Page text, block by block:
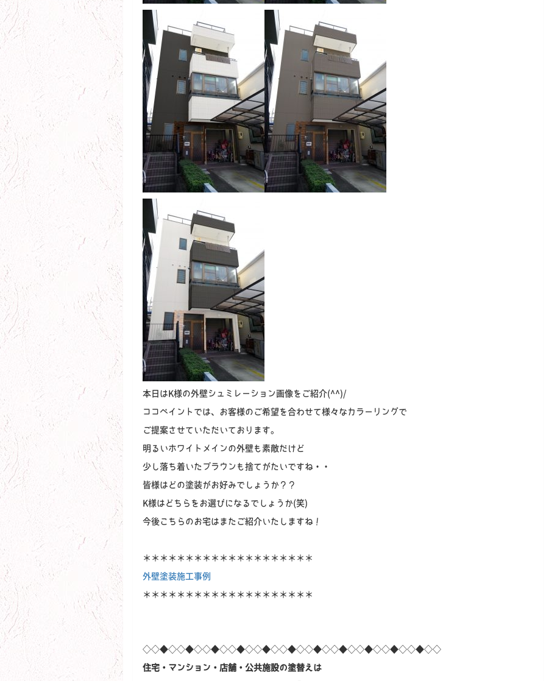
本日はK様の外壁シュミレーション画像をご紹介(^^)/
ココペイントでは、お客様のご希望を合わせて様々なカラーリングで
ご提案させていただいております。
明るいホワイトメインの外壁も素敵だけど
少し落ち着いたブラウンも捨てがたいですね・・
皆様はどの塗装がお好みでしょうか？？
K様はどちらをお選びになるでしょうか(笑)
今後こちらのお宅はまたご紹介いたしますね！
＊＊＊＊＊＊＊＊＊＊＊＊＊＊＊＊＊＊＊＊
外壁塗装施工事例
＊＊＊＊＊＊＊＊＊＊＊＊＊＊＊＊＊＊＊＊
◇◇◆◇◇◆◇◇◆◇◇◆◇◇◆◇◇◆◇◇◆◇◇◆◇◇◆◇◇◆◇◇◆◇◇
住宅・マンション・店舗・公共施設の塗替えは